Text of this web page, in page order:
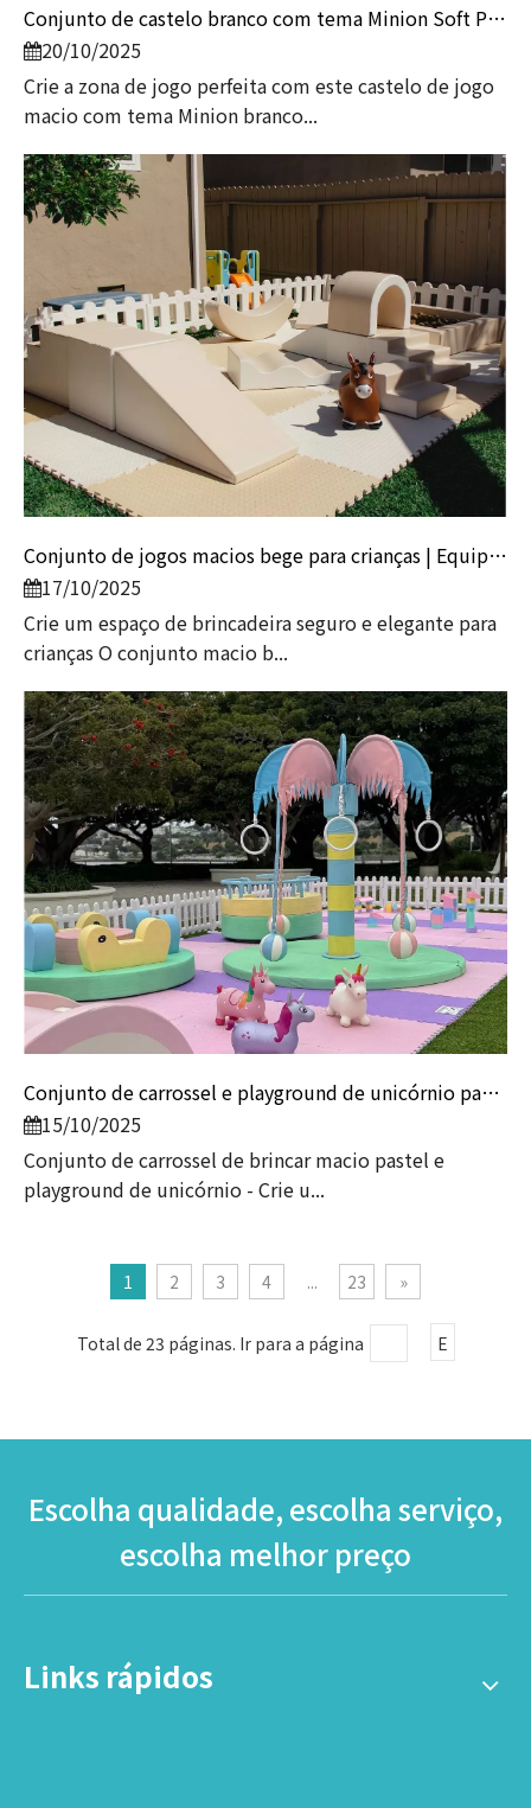
Conjunto de castelo branco com tema Minion Soft Play e piscina de bolinhas | Equipamentos de playground interno para crianças e aluguel de festas
20/10/2025
Crie a zona de jogo perfeita com este castelo de jogo
macio com tema Minion branco...
Conjunto de jogos macios bege para crianças | Equipamento de playground de espuma ao ar livre para quintal e berçário
17/10/2025
Crie um espaço de brincadeira seguro e elegante para
crianças O conjunto macio b...
Conjunto de carrossel e playground de unicórnio pastel macio para crianças | Equipamento de jogos macios para ambientes internos e externos da Globalltoy
15/10/2025
Conjunto de carrossel de brincar macio pastel e
playground de unicórnio - Crie u...
1 2 3 4 ... 23 »
Total de 23 páginas. Ir para a página E
Escolha qualidade, escolha serviço,
escolha melhor preço
Links rápidos